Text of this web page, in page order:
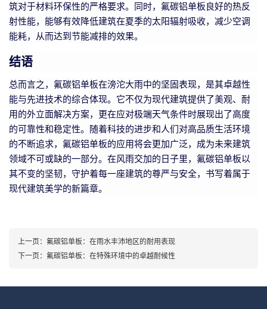
筑对于材料环保性的严格要求。同时，氟碳铝单板良好的热反
射性能，能够有效降低建筑在夏季的太阳辐射吸收，减少空调
能耗，从而达到节能减排的效果。
结语
总而言之，氟碳铝单板在滂沱大雨中的坚固表现，是其卓越性
能与先进技术的综合体现。它不仅为现代建筑提供了美观、耐
用的外立面解决方案，更在应对极端天气条件时展现出了高度
的可靠性和稳定性。随着科技的进步和人们对高品质生活环境
的不断追求，氟碳铝单板的应用将会更加广泛，成为未来建筑
领域不可或缺的一部分。在风雨交加的日子里，氟碳铝单板以
其不变的坚韧，守护着每一座建筑的尊严与安全，书写着属于
现代建筑美学的新篇章。
上一页： 氟碳铝单板：在雨水丰沛地区的耐用表现
下一页： 氟碳铝单板：在特殊环境中的卓越耐候性